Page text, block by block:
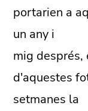
portarien a
un any i
mig després,
d'aquestes
setmanes la